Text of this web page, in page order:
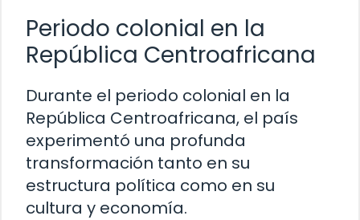
Periodo colonial en la
República Centroafricana
Durante el periodo colonial en la
República Centroafricana, el país
experimentó una profunda
transformación tanto en su
estructura política como en su
cultura y economía.